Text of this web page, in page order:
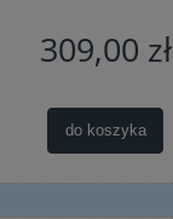
309,00 zł
do koszyka